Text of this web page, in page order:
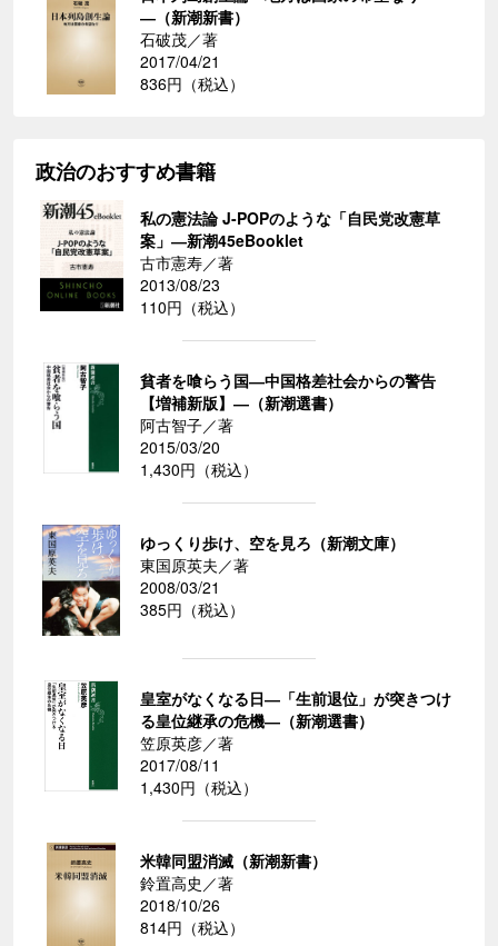
―（新潮新書）
石破茂／著
2017/04/21
836円（税込）
政治のおすすめ書籍
私の憲法論 J-POPのような「自民党改憲草
案」―新潮45eBooklet
古市憲寿／著
2013/08/23
110円（税込）
貧者を喰らう国―中国格差社会からの警告
【増補新版】―（新潮選書）
阿古智子／著
2015/03/20
1,430円（税込）
ゆっくり歩け、空を見ろ（新潮文庫）
東国原英夫／著
2008/03/21
385円（税込）
皇室がなくなる日―「生前退位」が突きつけ
る皇位継承の危機―（新潮選書）
笠原英彦／著
2017/08/11
1,430円（税込）
米韓同盟消滅（新潮新書）
鈴置高史／著
2018/10/26
814円（税込）